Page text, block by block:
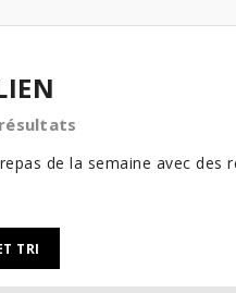
résultats
de la semaine avec
ET TRI